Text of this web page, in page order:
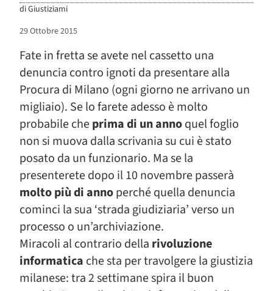
diGiustiziami
29 Ottobre 2015
Fate in fretta se avete nel cassetto una
denuncia contro ignoti da presentare alla
Procura di Milano (ogni giorno ne arrivano un
migliaio). Se lo farete adesso è molto
probabile cheprima di un annoquel foglio
non si muova dalla scrivania su cui è stato
posato da un funzionario. Ma se la
presenterete dopo il 10 novembre passerà
molto più di annoperché quella denuncia
cominci la sua ‘strada giudiziaria’ verso un
processo o un’archiviazione.
Miracoli al contrario della rivoluzione
informatica che sta per travolgere la giustizia
milanese: tra 2 settimane spira il buon